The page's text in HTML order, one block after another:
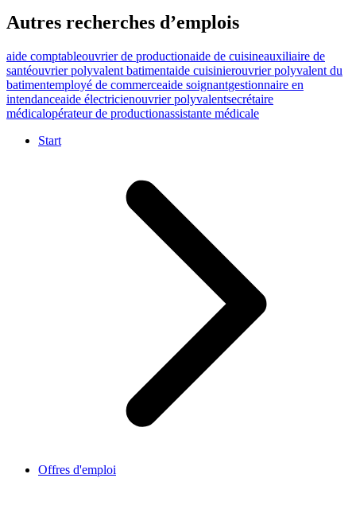
Autres recherches d’emplois
aide comptableouvrier de productionaide de cuisineauxiliaire de
santéouvrier polyvalent batimentaide cuisinierouvrier polyvalent du
batimentemployé de commerceaide soignantgestionnaire en
intendanceaide électricienouvrier polyvalentsecrétaire
médicalopérateur de productionassistante médicale
Start
Offres d'emploi